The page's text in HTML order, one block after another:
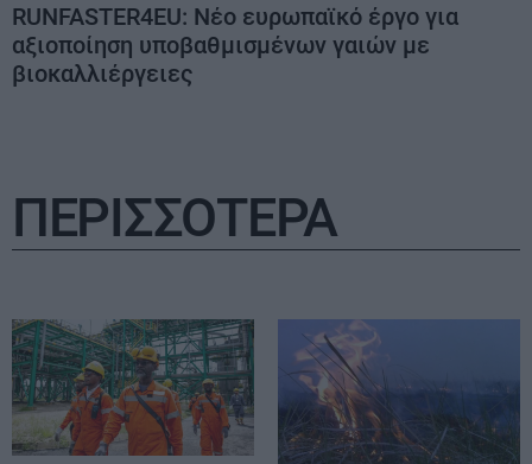
RUNFASTER4EU: Νέο ευρωπαϊκό έργο για
αξιοποίηση υποβαθμισμένων γαιών με
βιοκαλλιέργειες
ΠΕΡΙΣΣΟΤΕΡΑ